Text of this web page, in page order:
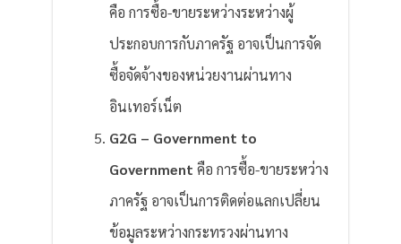
คือ การซื้อ-ขายระหว่างระหว่างผู้
ประกอบการกับภาครัฐ อาจเป็นการจัด
ซื้อจัดจ้างของหน่วยงานผ่านทาง
อินเทอร์เน็ต
G2G – Government to
Government คือ การซื้อ-ขายระหว่าง
ภาครัฐ อาจเป็นการติดต่อแลกเปลี่ยน
ข้อมูลระหว่างกระทรวงผ่านทาง